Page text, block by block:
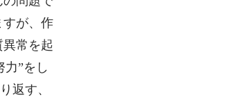
すが、作
常を起
”をし
返す、